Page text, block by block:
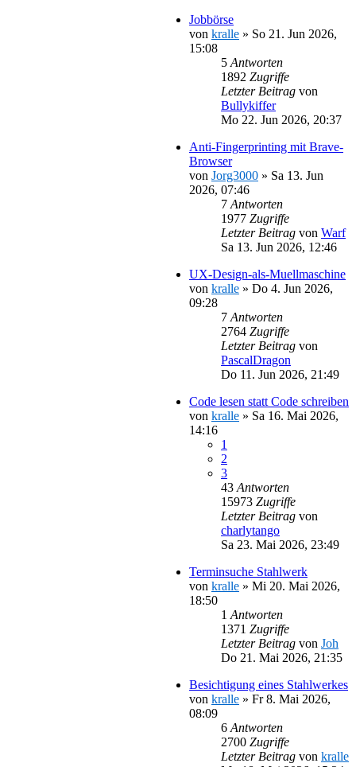
Jobbörse
von kralle » So 21. Jun 2026,
15:08
5 Antworten
1892 Zugriffe
Letzter Beitrag von
Bullykiffer
Mo 22. Jun 2026, 20:37
Anti-Fingerprinting mit Brave-
Browser
von Jorg3000 » Sa 13. Jun
2026, 07:46
7 Antworten
1977 Zugriffe
Letzter Beitrag von Warf
Sa 13. Jun 2026, 12:46
UX-Design-als-Muellmaschine
von kralle » Do 4. Jun 2026,
09:28
7 Antworten
2764 Zugriffe
Letzter Beitrag von
PascalDragon
Do 11. Jun 2026, 21:49
Code lesen statt Code schreiben
von kralle » Sa 16. Mai 2026,
14:16
1
2
3
43 Antworten
15973 Zugriffe
Letzter Beitrag von
charlytango
Sa 23. Mai 2026, 23:49
Terminsuche Stahlwerk
von kralle » Mi 20. Mai 2026,
18:50
1 Antworten
1371 Zugriffe
Letzter Beitrag von Joh
Do 21. Mai 2026, 21:35
Besichtigung eines Stahlwerkes
von kralle » Fr 8. Mai 2026,
08:09
6 Antworten
2700 Zugriffe
Letzter Beitrag von kralle